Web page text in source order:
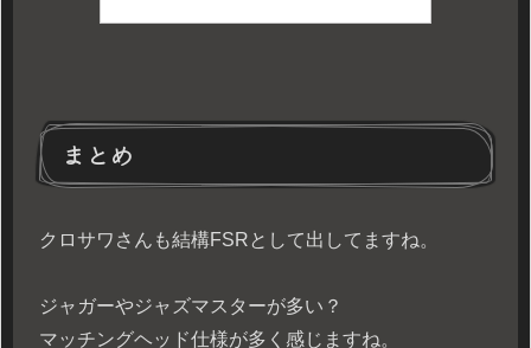
まとめ
クロサワさんも結構FSRとして出してますね。
ジャガーやジャズマスターが多い？
マッチングヘッド仕様が多く感じますね。